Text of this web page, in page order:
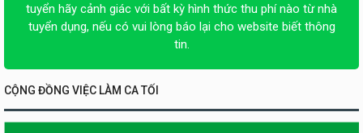
tuyển hãy cảnh giác với bất kỳ hình thức thu phí nào từ nhà
tuyển dụng, nếu có vui lòng báo lại cho website biết thông
tin.
CỘNG ĐỒNG VIỆC LÀM CA TỐI